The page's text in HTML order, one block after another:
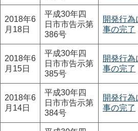
2018年6
月18日
平成30年四
日市市告示第
386号
開発行為
事の完了
2018年6
月15日
平成30年四
日市市告示第
385号
開発行為
事の完了
2018年6
月14日
平成30年四
日市市告示第
384号
開発行為
事の完了